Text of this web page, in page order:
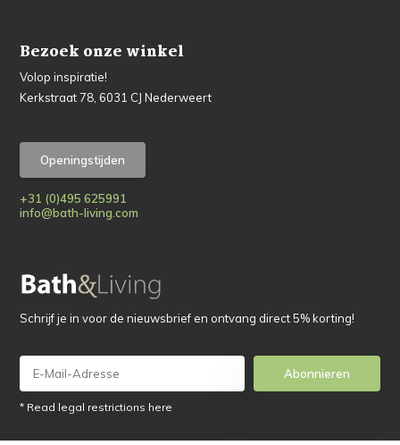
Bezoek onze winkel
Volop inspiratie!
Kerkstraat 78, 6031 CJ Nederweert
Openingstijden
+31 (0)495 625991
info@bath-living.com
Schrijf je in voor de nieuwsbrief en ontvang direct 5% korting!
Abonnieren
* Read legal restrictions here